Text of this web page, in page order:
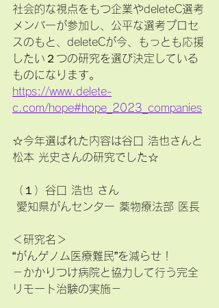
社会的な視点をもつ企業やdeleteC選考
メンバーが参加し、公平な選考プロセ
スのもと、deleteCが今、もっとも応援
したい２つの研究を選び決定している
ものになります。
https://www.delete-
c.com/hope#hope_2023_companies
☆今年選ばれた内容は谷口 浩也さんと
松本 光史さんの研究でした☆
（１）谷口 浩也 さん
愛知県がんセンター 薬物療法部 医長
＜研究名＞
“がんゲノム医療難民”を減らせ！
－かかりつけ病院と協力して行う完全
リモート治験の実施－